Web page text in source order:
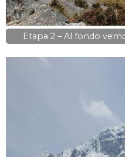
Etapa 2 – Al fondo